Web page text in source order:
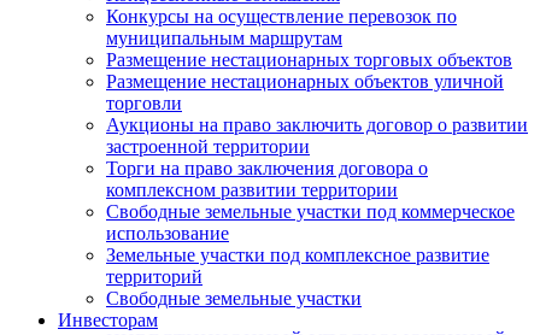
Конкурсы на осуществление перевозок по
муниципальным маршрутам
Размещение нестационарных торговых объектов
Размещение нестационарных объектов уличной
торговли
Аукционы на право заключить договор о развитии
застроенной территории
Торги на право заключения договора о
комплексном развитии территории
Свободные земельные участки под коммерческое
использование
Земельные участки под комплексное развитие
территорий
Свободные земельные участки
Инвесторам